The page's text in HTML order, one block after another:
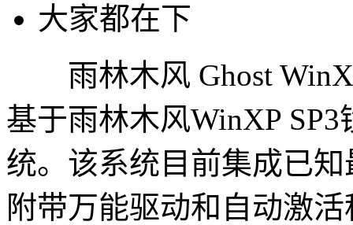
大家都在下
雨林木风 Ghost
基于雨林木风WinXP
统。该系统目前集成已
附带万能驱动和自动激